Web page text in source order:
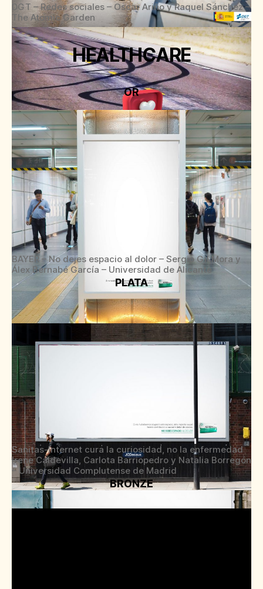
DGT – Redes sociales – Oscar Ariño y Raquel Sánchez –
The Atomic Garden
HEALTHCARE
OR
BAYER – No dejes espacio al dolor – Sergio Gil Mora y
Álex Bernabé García – Universidad de Alicante
PLATA
Sanitas-Internet cura la curiosidad, no la enfermedad
Irene Caldevilla, Carlota Barriopedro y Natalia Borregón
– Universidad Complutense de Madrid
BRONZE